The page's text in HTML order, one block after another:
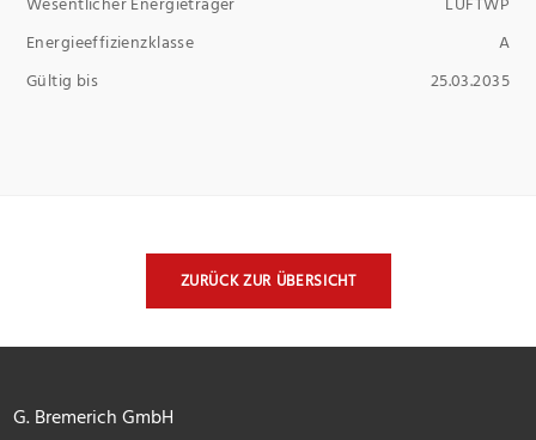
Energieeffizienzklasse
A
Gültig bis
25.03.2035
ZURÜCK ZUR ÜBERSICHT
G. Bremerich GmbH